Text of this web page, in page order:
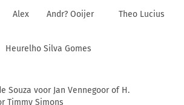
Alex Andr? Ooijer Theo Lucius
Heurelho Silva Gomes
Souza voor Jan Vennegoor of H.
Timmy Simons